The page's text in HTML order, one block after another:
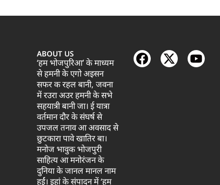
ABOUT US
‘हम भोजपुरिआ’ के माध्यम
से हमनी के एगो अइसन
सफर क रहल बानी, जवना
में रउरा अउर हमनी के सभे
सहयात्री बानी जा। ई यात्रा
वर्तमान दौर के संघर्ष से
उपजल तनाव आ अवसाद से
छुटकारा पावे खातिर बा।
मनोज भावुक भोजपुरी
साहित्य आ मनोरंजन के
दुनिया के जानल मानल नाम
हईं। इहां के संपादन में ‘हम